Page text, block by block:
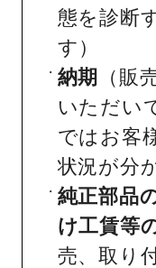
態を診断
す）
納期
（販
いただい
ではお客
状況が分
純正部品
け工賃等
売、取り